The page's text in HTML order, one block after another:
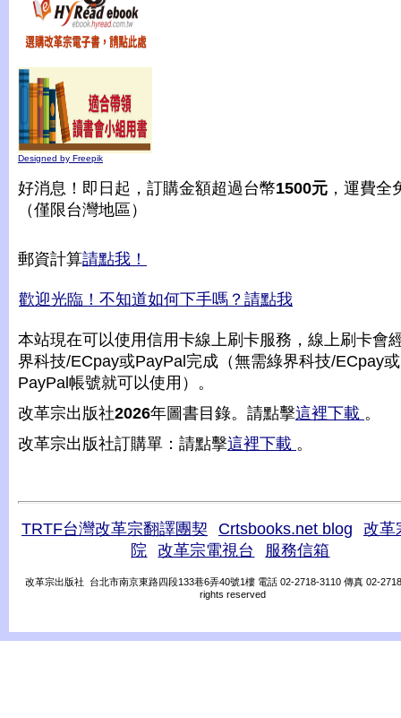
Designed by Freepik
好消息！即日起，訂購金額超過台幣1500元 ，運費全
（僅限台灣地區）
郵資計算請點我！
歡迎光臨！不知道如何下手嗎？請點我
本站現在可以使用信用卡線上刷卡服務，線上刷卡會
界科技/ECpay或PayPal完成（無需綠界科技/ECpay或
PayPal帳號就可以使用）。
改革宗出版社2026年圖書目錄。請點擊這裡下載 。
改革宗出版社訂購單：請點擊這裡下載 。
TRTF台灣改革宗翻譯團契 Crtsbooks.net blog
改革
院
改革宗電視台 服務信箱
改革宗出版社 台北市南京東路四段133巷6弄40號1樓 電話 02-2718-3110 傳真 02-
rights reserved